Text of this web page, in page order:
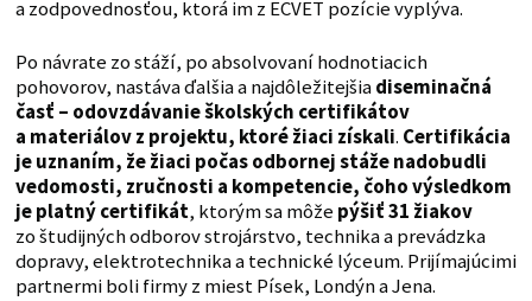
a zodpovednosťou, ktorá im z ECVET pozície vyplýva.
Po návrate zo stáží, po absolvovaní hodnotiacich
pohovorov, nastáva ďalšia a najdôležitejšiadiseminačná
časť – odovzdávanie školských certifikátov
a materiálov z projektu, ktoré žiaci získali. Certifikácia
je uznaním, že žiaci počas odbornej stáže nadobudli
vedomosti, zručnosti a kompetencie, čoho výsledkom
je platný certifikát, ktorým sa môže pýšiť 31 žiakov
zo študijných odborov strojárstvo, technika a prevádzka
dopravy, elektrotechnika a technické lýceum. Prijímajúcimi
partnermi boli firmy z miest Písek, Londýn a Jena.